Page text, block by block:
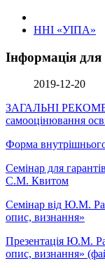
ННІ «УІПА»
Інформація для
2019-12-20
ЗАГАЛЬНІ
самооцінювання
Форма
Семінар для гарантів
С.М. Квитом
Семінар від Ю.М.
опис, визнання»
Презентація Ю.М.
опис, визнання»